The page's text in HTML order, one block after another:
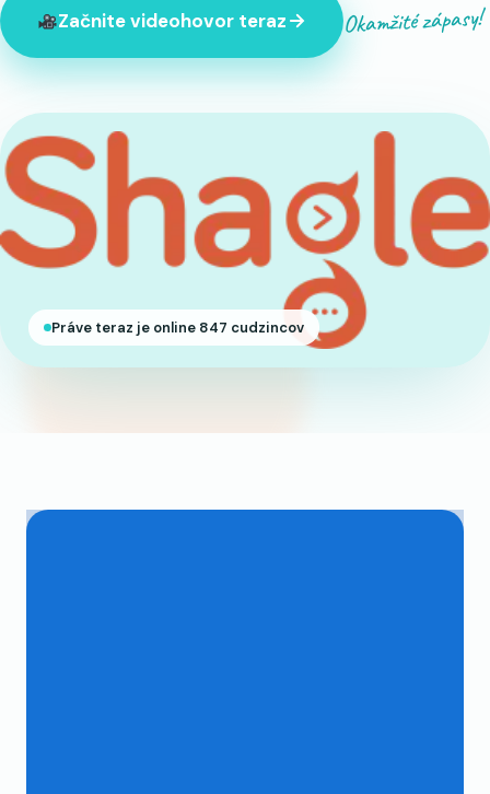
Začnite videohovor teraz Okamžité zápasy!
Práve teraz je online 847 cudzincov